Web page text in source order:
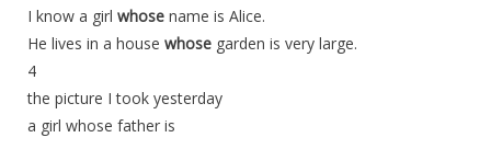
I know a girl whose name is Alice.
He lives in a house whose garden is very large.
4
the picture I took yesterday
a girl whose father is